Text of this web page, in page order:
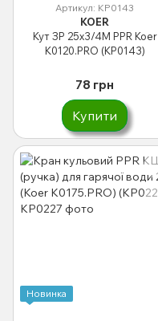
Артикул: KP0143
KOER
Кут ЗР 25x3/4M PPR Koer
K0120.PRO (KP0143)
78 грн
Купити
Новинка